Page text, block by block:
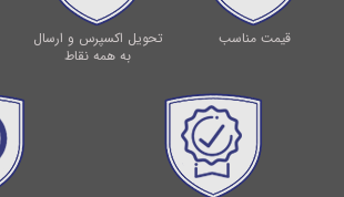
قیمت مناسب
تحویل اکسپرس و ارسال
به همه نقاط